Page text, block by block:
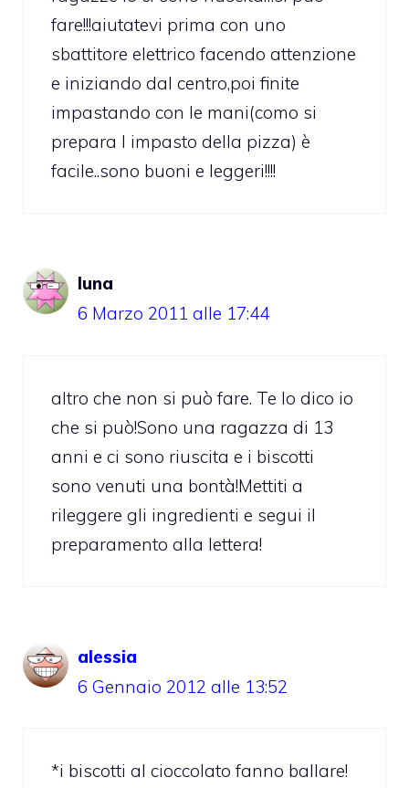
fare!!!aiutatevi prima con uno
sbattitore elettrico facendo attenzione
e iniziando dal centro,poi finite
impastando con le mani(como si
prepara l impasto della pizza) è
facile..sono buoni e leggeri!!!!
luna
6 Marzo 2011 alle 17:44
altro che non si può fare. Te lo dico io
che si può!Sono una ragazza di 13
anni e ci sono riuscita e i biscotti
sono venuti una bontà!Mettiti a
rileggere gli ingredienti e segui il
preparamento alla lettera!
alessia
6 Gennaio 2012 alle 13:52
*i biscotti al cioccolato fanno ballare!